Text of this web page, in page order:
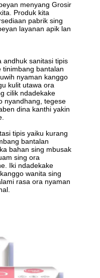
menyang Grosir
Produk kita
pabrik sing
layanan apik lan
andhuk sanitasi tipis
tinimbang bantalan
nyaman kanggo
kulit utawa ora
cilik ndadekake
nyandhang, tegese
dina kanthi yakin
tipis yaiku kurang
bantalan
bahan sing mbusak
sing ora
Iki ndadekake
wanita sing
rasa ora nyaman